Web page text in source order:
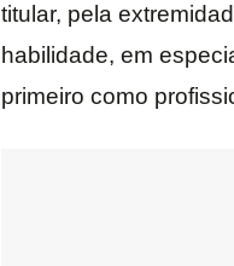
titular, pela
habilidade, em
primeiro como